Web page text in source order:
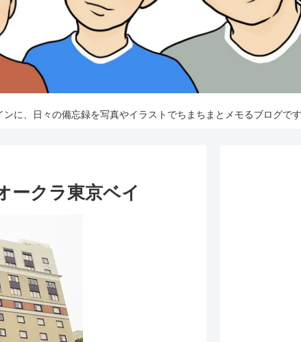
に、日々の備忘録を写真やイラストでちまちまとメモるブログです
ークラ東京ベイ